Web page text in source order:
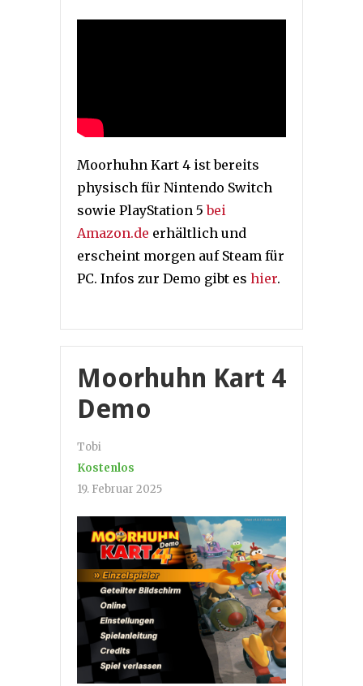
Moorhuhn Kart 4 ist bereits
physisch für Nintendo Switch
sowie PlayStation 5bei
Amazon.de erhältlich und
erscheint morgen auf Steam für
PC. Infos zur Demo gibt es hier.
Moorhuhn Kart 4
Demo
Tobi
Kostenlos
19. Februar 2025